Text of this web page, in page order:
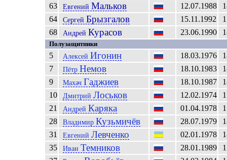
63
Евгений Мальков 12.07.1988
64
Сергей Брызгалов 15.11.1992
68
Андрей Курасов 23.06.1990
Полузащитники
5 Алексей Игонин 18.03.1976
7
Пётр Немов 18.10.1983
9
Махач Гаджиев 18.10.1987
10
Дмитрий Лоськов 12.02.1974
21
Андрей Каряка 01.04.1978
28
Владимир Кузьмичёв 28.07.1979
31
Евгений Левченко 02.01.1978
35
Иван Темников 28.01.1989